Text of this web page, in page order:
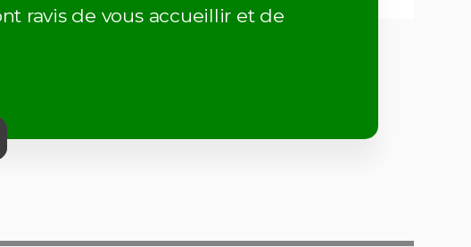
ravis de vous accueillir et de